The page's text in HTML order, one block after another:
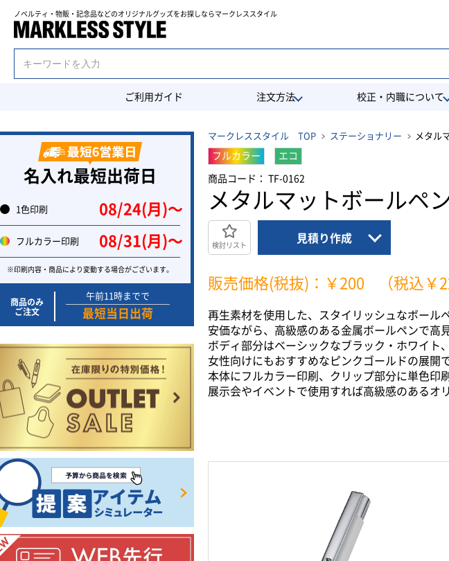
ノベルティ・物販・記念品などのオリジナルグッズを お探しならマークレススタイル
ご利用ガイド 注文方法 校正・内職について
マークレススタイル TOP ステーショナリー メタル
フルカラー エコ
商品コード： TF-0162
メタルマットボールペ
検討リスト
見積り作成
販売価格(税抜)：￥200 （税込￥
再生素材を使用した、スタイリッシュなボール
安価ながら、高級感のある金属ボールペンで高
ボディ部分はベーシックなブラック・ホワイト
女性向けにもおすすめなピンクゴールドの展開で
本体にフルカラー印刷、クリップ部分に単色印
展示会やイベントで使用すれば高級感のあるオ
名入れ最短出荷日
1色印刷 08/24(月)〜
フルカラー印刷 08/31(月)〜
※印刷内容・商品により変動する場合がございます。
商品のみ
ご注文
午前11時までで
最短当日出荷